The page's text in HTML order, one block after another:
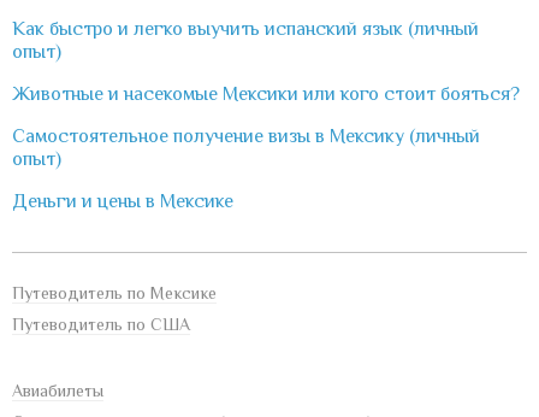
Как быстро и легко выучить испанский язык (личный
опыт)
Животные и насекомые Мексики или кого стоит бояться?
Самостоятельное получение визы в Мексику (личный
опыт)
Деньги и цены в Мексике
Путеводитель по Мексике
Путеводитель по США
Авиабилеты